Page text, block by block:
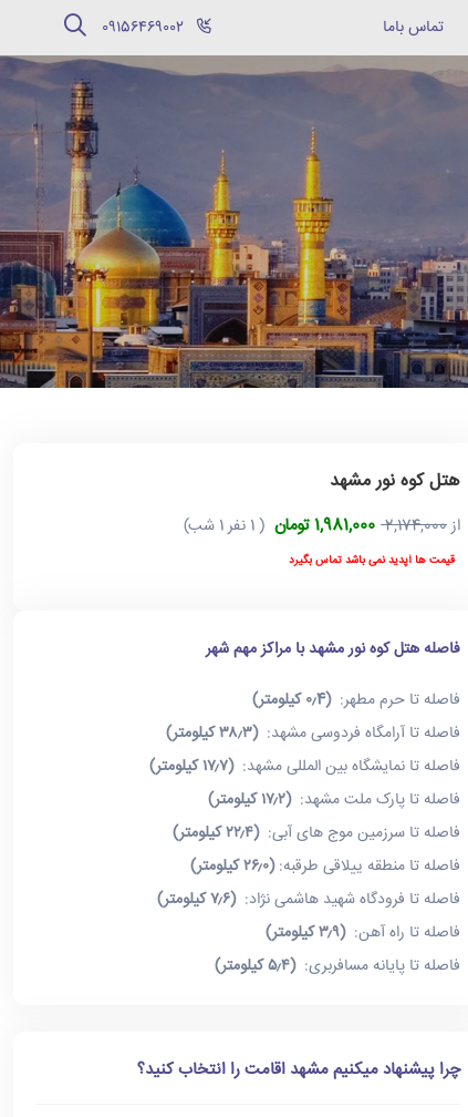
تماس باما
هتل کوه نور مشهد
از2,174,000 1,981,000 تومان ( 1 نفر 1 شب)
قیمت ها آپدید نمی باشد تماس بگیرد
فاصله هتل کوه نور مشهد با مراکز مهم شهر
فاصله تا حرم مطهر:(۰٫4 کیلومتر)
فاصله تا آرامگاه فردوسی مشهد:(۳۸٫۳ کیلومتر)
فاصله تا نمایشگاه بین المللی مشهد:(۱۷٫۷ کیلومتر)
فاصله تا پارک ملت مشهد:(۱۷٫۲ کیلومتر)
فاصله تا سرزمین موج های آبی:(۲۲٫۴ کیلومتر)
فاصله تا منطقه ییلاقی طرقبه:(۲۶٫۰ کیلومتر)
فاصله تا فرودگاه شهید هاشمی نژاد:(۷٫۶ کیلومتر)
فاصله تا راه آهن:(۳٫۹ کیلومتر)
فاصله تا پایانه مسافربری:(۵٫۴ کیلومتر)
چرا پیشنهاد میکنیم مشهد اقامت را انتخاب کنید؟